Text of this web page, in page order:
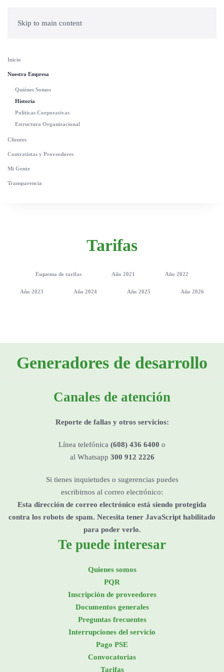
Skip to main content
Inicio
Nuestra Empresa
Quiénes Somos
Historia
Políticas Corporativas
Estructura Organizacional
Clientes
Contratistas y Proveedores
Mi Gente
Transparencia
Tarifas
Esquema de tarifas Año 2021 Año 2022
Año 2023 Año 2024 Año 2025 Año 2026
Generadores de desarrollo
Canales de atención
Reporte de fallas y otros servicios:
Línea telefónica (608) 436 6400 o
al Whatsapp 300 912 2226
Si tienes inquietudes o sugerencias puedes
escribirnos al correo electrónico:
Esta dirección de correo electrónico está siendo protegida
contra los robots de spam. Necesita tener JavaScript habilitado
para poder verlo.
Te puede interesar
Quienes somos
PQR
Inscripción de proveedores
Documentos generales
Preguntas frecuentes
Interrupciones del servicio
Pago PSE
Convocatorias
Tarifas